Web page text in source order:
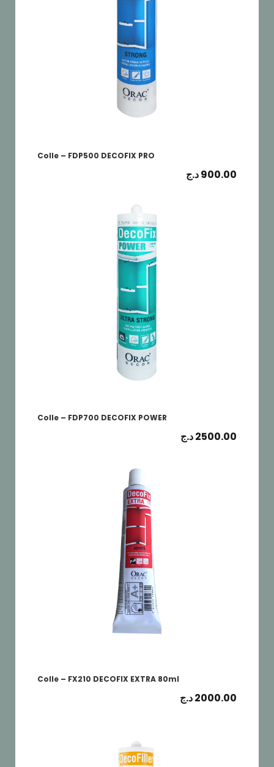
Colle – FDP500 DECOFIX PRO
900.00د.ج
Colle – FDP700 DECOFIX POWER
2500.00د.ج
Colle – FX210 DECOFIX EXTRA 80ml
2000.00د.ج